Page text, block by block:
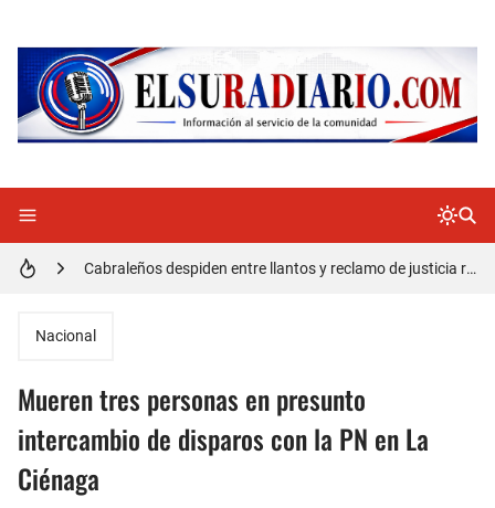
Detienen policía con presunta cocaína en Barahona
Cabraleños despiden entre llantos y reclamo de justicia restos mortales de Yasmel
Distrito Educativo 01-04 de Cabral Cancela a mas de 120 empleados; incluyendo una mujer Embarazada
Nacional
Mueren tres personas en presunto
intercambio de disparos con la PN en La
Ciénaga